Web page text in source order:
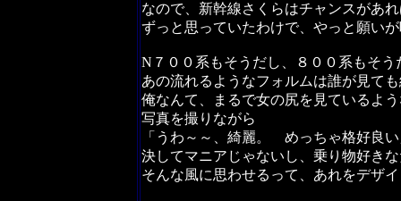
なので、新幹線さくらはチャンスがあ
ずっと思っていたわけで、やっと願い
N７００系もそうだし、８００系もそう
あの流れるようなフォルムは誰が見て
俺なんて、まるで女の尻を見ているよ
写真を撮りながら
「うわ～～、綺麗。 めっちゃ格好良
決してマニアじゃないし、乗り物好き
そんな風に思わせるって、あれをデザ